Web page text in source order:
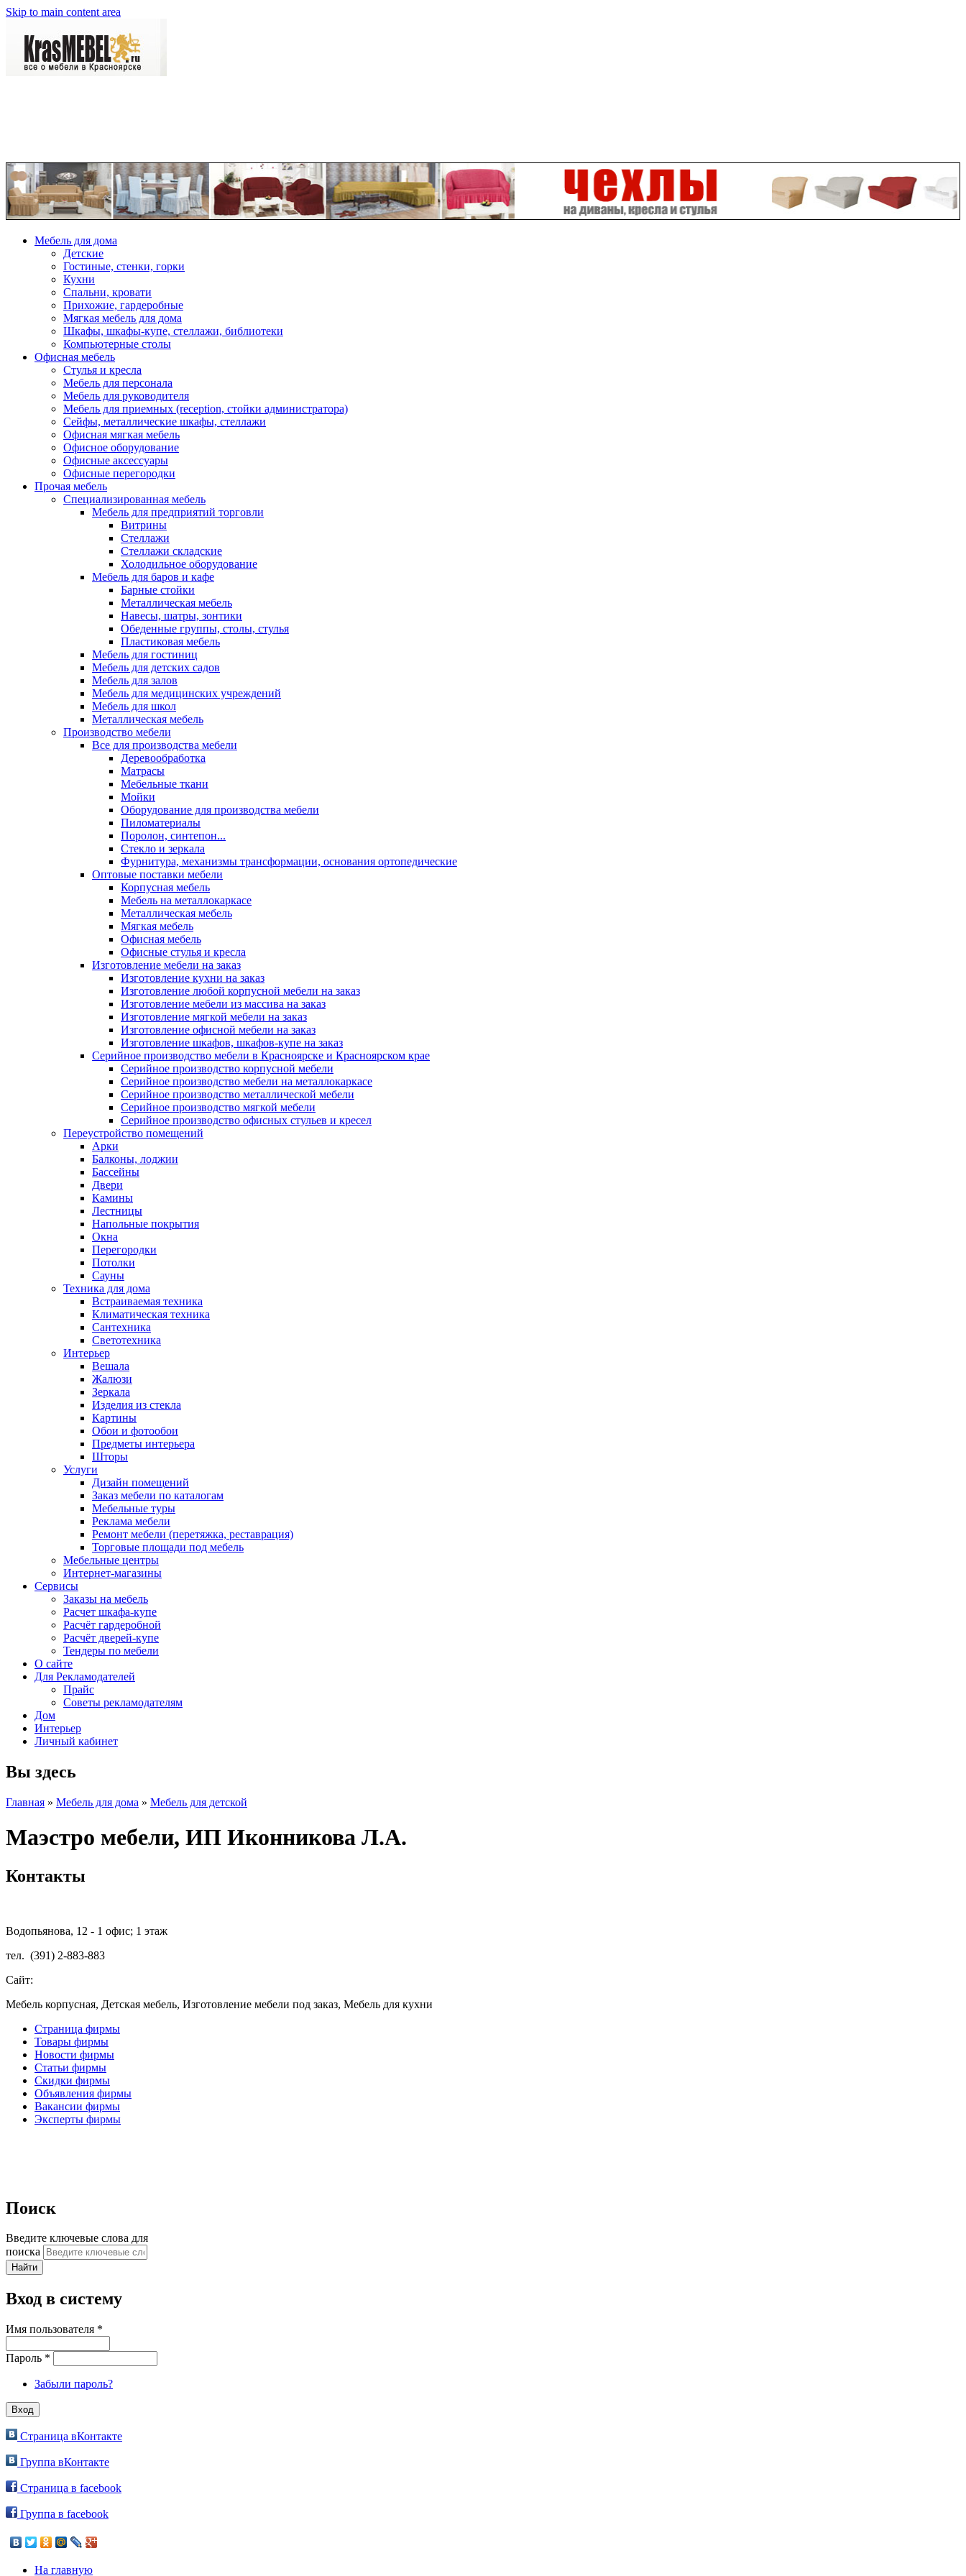
Skip to main content area
Мебель для дома
Детские
Гостиные, стенки, горки
Кухни
Спальни, кровати
Прихожие, гардеробные
Мягкая мебель для дома
Шкафы, шкафы-купе, стеллажи, библиотеки
Компьютерные столы
Офисная мебель
Стулья и кресла
Мебель для персонала
Мебель для руководителя
Мебель для приемных (reception, стойки администратора)
Сейфы, металлические шкафы, стеллажи
Офисная мягкая мебель
Офисное оборудование
Офисные аксессуары
Офисные перегородки
Прочая мебель
Специализированная мебель
Мебель для предприятий торговли
Витрины
Стеллажи
Стеллажи складские
Холодильное оборудование
Мебель для баров и кафе
Барные стойки
Металлическая мебель
Навесы, шатры, зонтики
Обеденные группы, столы, стулья
Пластиковая мебель
Мебель для гостиниц
Мебель для детских садов
Мебель для залов
Мебель для медицинских учреждений
Мебель для школ
Металлическая мебель
Производство мебели
Все для производства мебели
Деревообработка
Матрасы
Мебельные ткани
Мойки
Оборудование для производства мебели
Пиломатериалы
Поролон, синтепон...
Стекло и зеркала
Фурнитура, механизмы трансформации, основания ортопедические
Оптовые поставки мебели
Корпусная мебель
Мебель на металлокаркасе
Металлическая мебель
Мягкая мебель
Офисная мебель
Офисные стулья и кресла
Изготовление мебели на заказ
Изготовление кухни на заказ
Изготовление любой корпусной мебели на заказ
Изготовление мебели из массива на заказ
Изготовление мягкой мебели на заказ
Изготовление офисной мебели на заказ
Изготовление шкафов, шкафов-купе на заказ
Серийное производство мебели в Красноярске и Красноярском крае
Серийное производство корпусной мебели
Серийное производство мебели на металлокаркасе
Серийное производство металлической мебели
Серийное производство мягкой мебели
Серийное производство офисных стульев и кресел
Переустройство помещений
Арки
Балконы, лоджии
Бассейны
Двери
Камины
Лестницы
Напольные покрытия
Окна
Перегородки
Потолки
Сауны
Техника для дома
Встраиваемая техника
Климатическая техника
Сантехника
Светотехника
Интерьер
Вешала
Жалюзи
Зеркала
Изделия из стекла
Картины
Обои и фотообои
Предметы интерьера
Шторы
Услуги
Дизайн помещений
Заказ мебели по каталогам
Мебельные туры
Реклама мебели
Ремонт мебели (перетяжка, реставрация)
Торговые площади под мебель
Мебельные центры
Интернет-магазины
Сервисы
Заказы на мебель
Расчет шкафа-купе
Расчёт гардеробной
Расчёт дверей-купе
Тендеры по мебели
О сайте
Для Рекламодателей
Прайс
Советы рекламодателям
Дом
Интерьер
Личный кабинет
Вы здесь
Главная » Мебель для дома » Мебель для детской
Маэстро мебели, ИП Иконникова Л.А.
Контакты
Водопьянова, 12 - 1 офис; 1 этаж
тел. (391) 2-883-883
Сайт:
Мебель корпусная, Детская мебель, Изготовление мебели под заказ, Мебель для кухни
Страница фирмы
Товары фирмы
Новости фирмы
Статьи фирмы
Скидки фирмы
Объявления фирмы
Вакансии фирмы
Эксперты фирмы
Поиск
Введите ключевые слова для
поиска
Вход в систему
Имя пользователя *
Пароль *
Забыли пароль?
Страница вКонтакте
Группа вКонтакте
Страница в facebook
Группа в facebook
На главную